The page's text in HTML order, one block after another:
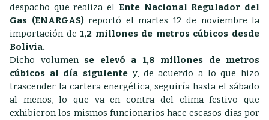
despacho que realiza el Ente Nacional Regulador del
Gas (ENARGAS)reportó el martes 12 de noviembre la
importación de1,2 millones de metros cúbicos desde
Bolivia.
Dicho volumen se elevó a 1,8 millones de metros
cúbicos al día siguiente y, de acuerdo a lo que hizo
trascender la cartera energética, seguiría hasta el sábado
al menos, lo que va en contra del clima festivo que
exhibieron los mismos funcionarios hace escasos días por